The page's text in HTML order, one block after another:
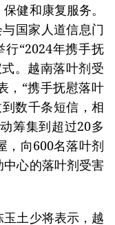
健和康复服务。
国家人道信息门
“2024年携手抚
。越南落叶剂受
，“携手抚慰落叶
数千条短信，相
筹集到超过20多
，向600名落叶剂
心的落叶剂受害
土少将表示，越